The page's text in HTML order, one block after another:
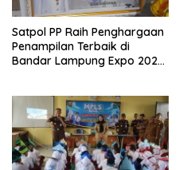
Satpol PP Raih Penghargaan
Penampilan Terbaik di
Bandar Lampung Expo 2026,
Masyarakat